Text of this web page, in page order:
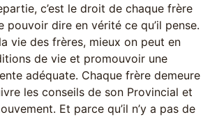
c’est le droit de chaque frère
pouvoir dire en vérité ce qu’il pense.
vie des frères, mieux on peut en
de vie et promouvoir une
adéquate. Chaque frère demeure
les conseils de son Provincial et
Et parce qu’il n’y a pas de